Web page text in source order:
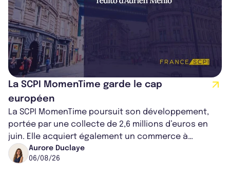
La SCPI MomenTime garde le cap
européen
La SCPI MomenTime poursuit son développement,
portée par une collecte de 2,6 millions d’euros en
juin. Elle acquiert également un commerce à
Worcester, place une plateforme logisti...
Aurore Duclaye
06/08/26